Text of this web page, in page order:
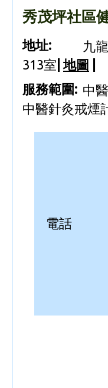
秀茂坪社區
地址:
九
313室 地圖
服務範圍: 中
中醫針灸戒煙
電話